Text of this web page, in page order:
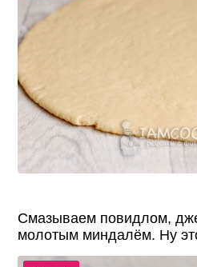
Смазываем повидлом,
молотым миндалём. Ну